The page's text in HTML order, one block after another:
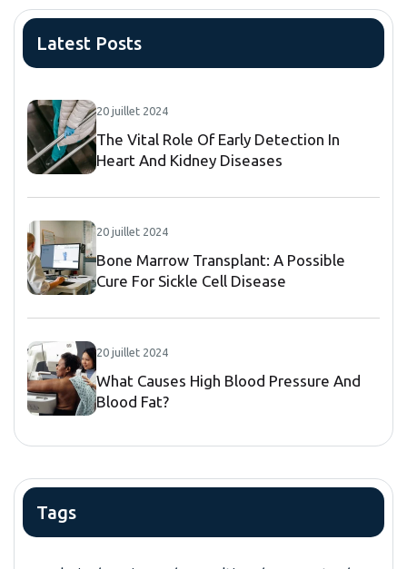
Latest Posts
20 juillet 2024
The Vital Role Of Early Detection In
Heart And Kidney Diseases
20 juillet 2024
Bone Marrow Transplant: A Possible
Cure For Sickle Cell Disease
20 juillet 2024
What Causes High Blood Pressure And
Blood Fat?
Tags